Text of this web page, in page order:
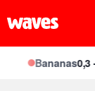
Bananas0,3 - 0,4m